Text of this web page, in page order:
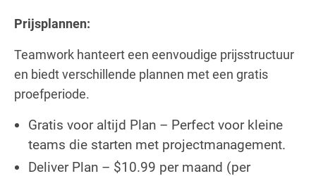
Prijsplannen:
Teamwork hanteert een eenvoudige prijsstructuur
en biedt verschillende plannen met een gratis
proefperiode.
Gratis voor altijd Plan – Perfect voor kleine
teams die starten met projectmanagement.
Deliver Plan – $10.99 per maand (per